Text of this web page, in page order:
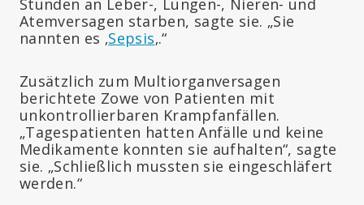
Atemversagen starben, sagte sie. „Sie
nannten es ‚Sepsis‚.“
Zusätzlich zum Multiorganversagen
berichtete Zowe von Patienten mit
unkontrollierbaren Krampfanfällen.
„Tagespatienten hatten Anfälle und keine
Medikamente konnten sie aufhalten“, sagte
sie. „Schließlich mussten sie eingeschläfert
werden.“